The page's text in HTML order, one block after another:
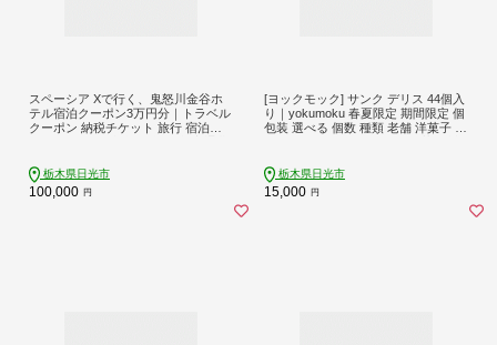
スペーシア Xで行く、鬼怒川金谷ホ
テル宿泊クーポン3万円分｜トラベル
クーポン 納税チケット 旅行 宿泊券
み 夏休み 冬休み 家族旅行 カップル
夫婦 親子 記念日 鬼怒川温泉 金谷ホ
テル 日光市 東武トップツアーズ [086
栃木県日光市
100,000 円
[ヨックモック] サンク デリス 44個入
り｜yokumoku 春夏限定 期間限定 個
包装 選べる 個数 種類 老舗 洋菓子 セ
お子様にも 人気 春 夏 中元 御祝 父の
日 ギフト プレゼント 女性 大容量 [08
78]
栃木県日光市
15,000 円